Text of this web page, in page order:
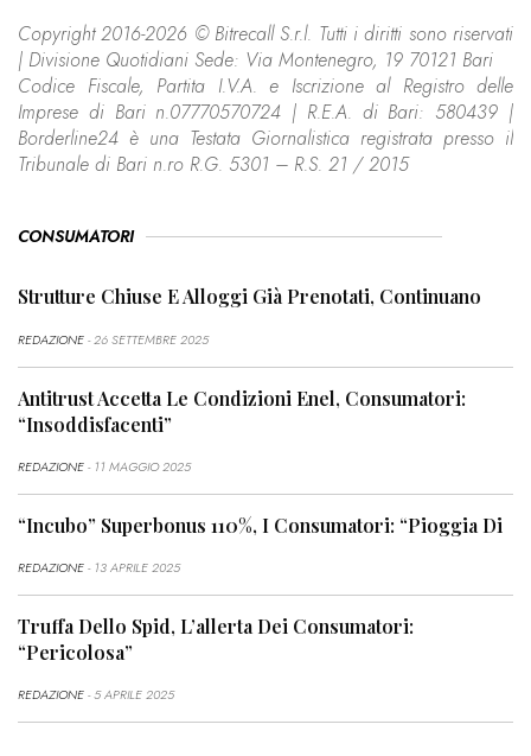
Copyright 2016-2026 © Bitrecall S.r.l. Tutti i diritti sono riservati
| Divisione Quotidiani Sede: Via Montenegro, 19 70121 Bari
Codice Fiscale, Partita I.V.A. e Iscrizione al Registro delle
Imprese di Bari n.07770570724 | R.E.A. di Bari: 580439 |
Borderline24 è una Testata Giornalistica registrata presso il
Tribunale di Bari n.ro R.G. 5301 – R.S. 21 / 2015
CONSUMATORI
Strutture Chiuse E Alloggi Già Prenotati, Continuano
REDAZIONE- 26 SETTEMBRE 2025
Antitrust Accetta Le Condizioni Enel, Consumatori:
“Insoddisfacenti”
REDAZIONE- 11 MAGGIO 2025
“Incubo” Superbonus 110%, I Consumatori: “Pioggia Di
REDAZIONE- 13 APRILE 2025
Truffa Dello Spid, L’allerta Dei Consumatori:
“Pericolosa”
REDAZIONE- 5 APRILE 2025